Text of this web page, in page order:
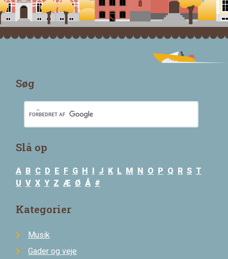
Søg
Slå op
A B C D E F G H I J K L M N O P Q R S T
U V X Y Z Æ Ø Å #
Kategorier
Musik
Gader og veje